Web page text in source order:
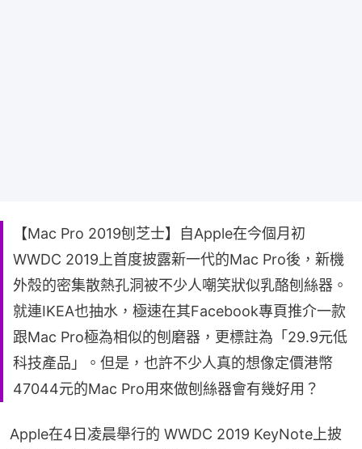
【Mac Pro 2019刨芝士】自Apple在今個月初
WWDC 2019上首度披露新一代的Mac Pro後，新機
外殼的密集散熱孔洞被不少人嘲笑狀似乳酪刨絲器。
就連IKEA也抽水，極速在其Facebook專頁推介一款
跟Mac Pro極為相似的刨磨器，更標註為「29.9元低
科技產品」。但是，也許不少人真的想像定價港幣
47044元的Mac Pro用來做刨絲器會有幾好用？
Apple在4日凌晨舉行的 WWDC 2019 KeyNote上披